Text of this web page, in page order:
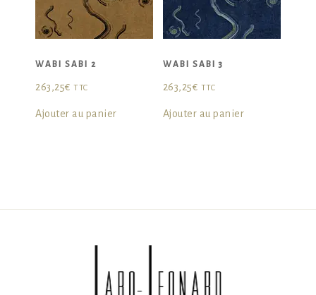
WABI SABI 2
263,25€ TTC
Ajouter au panier
WABI SABI 3
263,25€ TTC
Ajouter au panier